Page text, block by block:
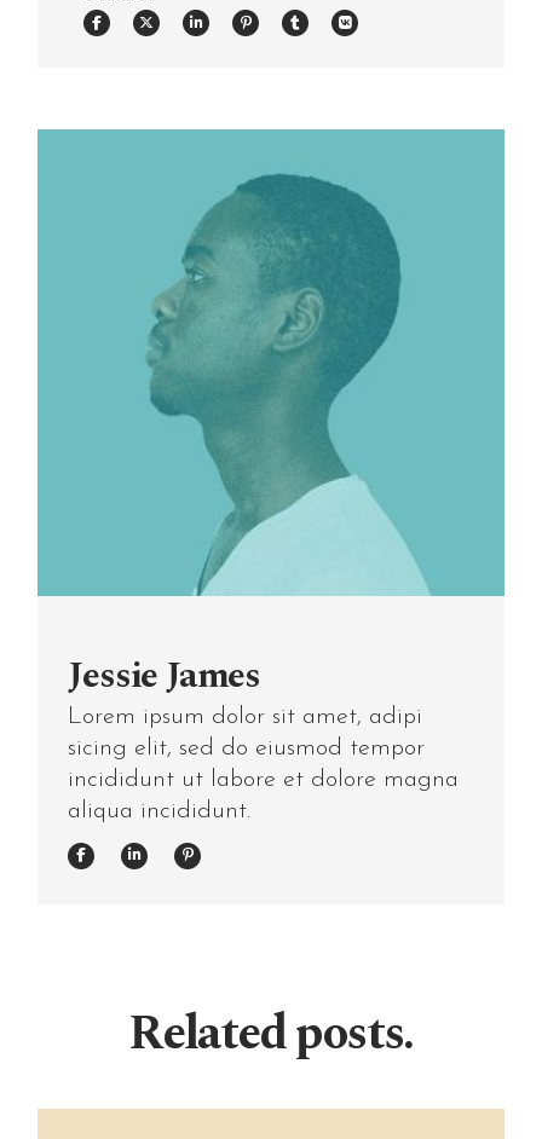
Jessie James
Lorem ipsum dolor sit amet, adipi
sicing elit, sed do eiusmod tempor
incididunt ut labore et dolore magna
aliqua incididunt.
Related posts.